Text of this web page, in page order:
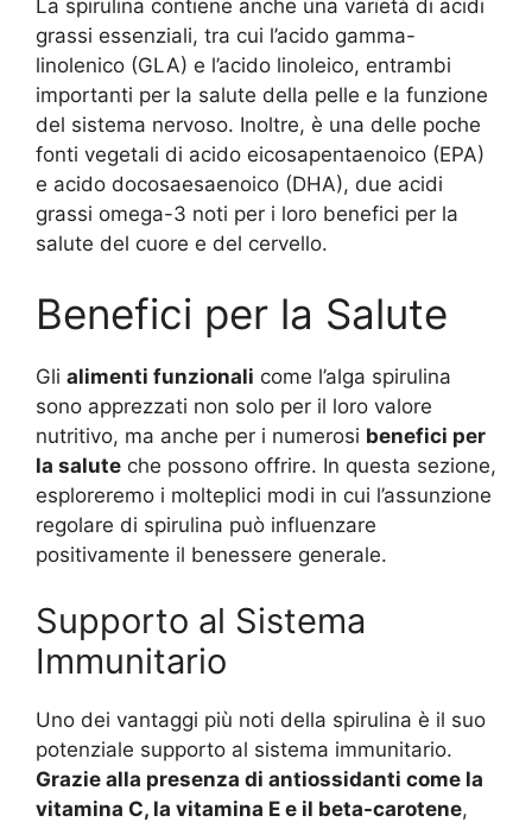
La spirulina contiene anche una varietà di acidi
grassi essenziali, tra cui l’acido gamma-
linolenico (GLA) e l’acido linoleico, entrambi
importanti per la salute della pelle e la funzione
del sistema nervoso. Inoltre, è una delle poche
fonti vegetali di acido eicosapentaenoico (EPA)
e acido docosaesaenoico (DHA), due acidi
grassi omega-3 noti per i loro benefici per la
salute del cuore e del cervello.
Benefici per la Salute
Gli alimenti funzionali come l’alga spirulina
sono apprezzati non solo per il loro valore
nutritivo, ma anche per i numerosi benefici per
la salute che possono offrire. In questa sezione,
esploreremo i molteplici modi in cui l’assunzione
regolare di spirulina può influenzare
positivamente il benessere generale.
Supporto al Sistema
Immunitario
Uno dei vantaggi più noti della spirulina è il suo
potenziale supporto al sistema immunitario.
Grazie alla presenza di antiossidanti come la
vitamina C, la vitamina E e il beta-carotene,